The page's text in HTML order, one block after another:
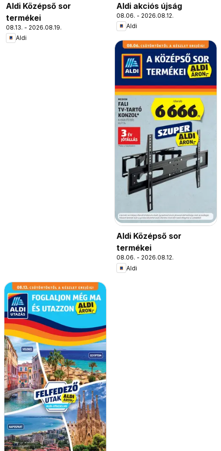
Aldi Középső sor
termékei
08.13. - 2026.08.19.
Aldi
Aldi akciós újság
08.06. - 2026.08.12.
Aldi
Aldi Középső sor
termékei
08.06. - 2026.08.12.
Aldi